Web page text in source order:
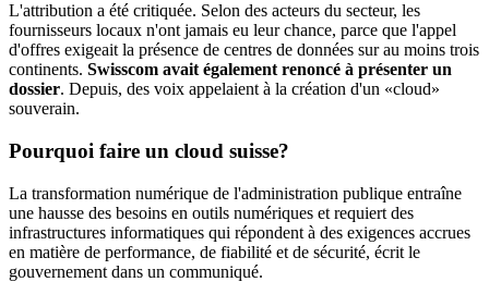
L'attribution a été critiquée. Selon des acteurs du secteur, les
fournisseurs locaux n'ont jamais eu leur chance, parce que l'appel
d'offres exigeait la présence de centres de données sur au moins trois
continents. Swisscom avait également renoncé à présenter un
dossier. Depuis, des voix appelaient à la création d'un «cloud»
souverain.
Pourquoi faire un cloud suisse?
La transformation numérique de l'administration publique entraîne
une hausse des besoins en outils numériques et requiert des
infrastructures informatiques qui répondent à des exigences accrues
en matière de performance, de fiabilité et de sécurité, écrit le
gouvernement dans un communiqué.